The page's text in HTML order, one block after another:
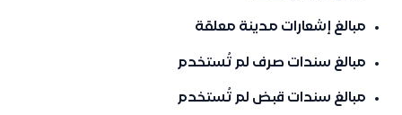
مبالغ إشعارات مدينة معلقة
مبالغ سندات صرف لم تُستخدم
مبالغ سندات قبض لم تُستخدم